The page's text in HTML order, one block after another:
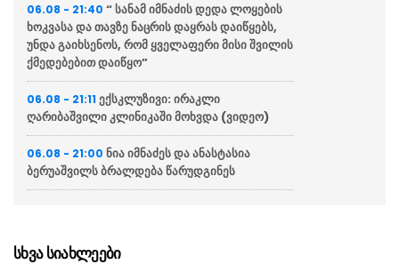
06.08 - 21:40 “ სანამ იმნაძის დედა ლოყების
ხოკვასა და თავზე ნაცრის დაყრას დაიწყებს,
უნდა გაიხსენოს, რომ ყველაფერი მისი შვილის
ქმედებებით დაიწყო”
06.08 - 21:11 ექსკლუზივი: ირაკლი
ღარიბაშვილი კლინიკაში მოხვდა (ვიდეო)
06.08 - 21:00 ნია იმნაძეს და ანასტასია
ბერუაშვილს ბრალდება წარუდგინეს
ფლოტის დაახლოებით 80%-ში”
სხვა სიახლეები